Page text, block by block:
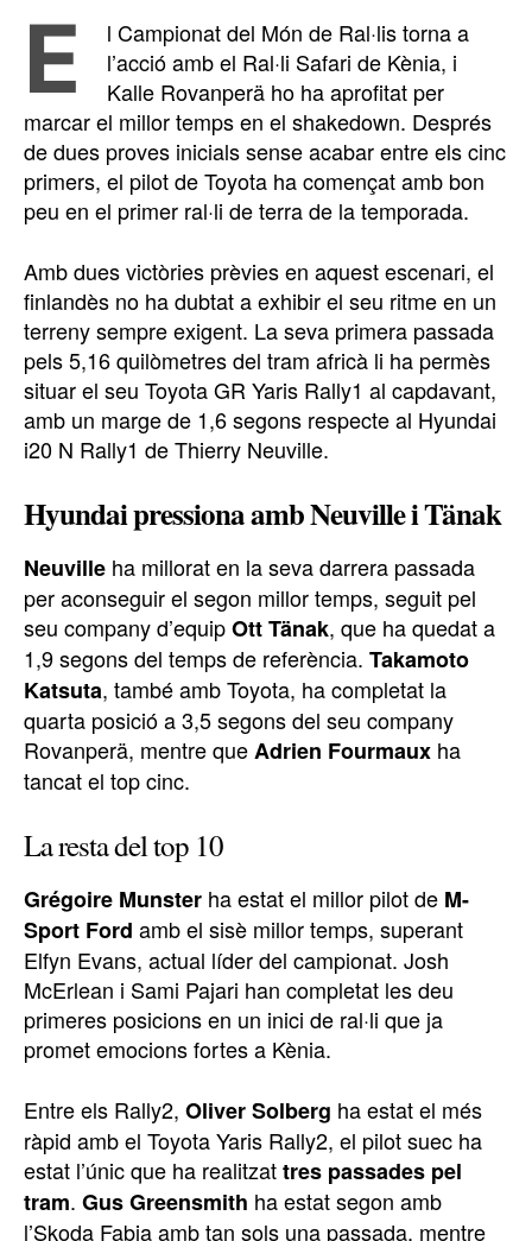
E
l Campionat del Món de Ral·lis torna a
l’acció amb el Ral·li Safari de Kènia, i
Kalle Rovanperä ho ha aprofitat per
marcar el millor temps en el shakedown. Després
de dues proves inicials sense acabar entre els cinc
primers, el pilot de Toyota ha començat amb bon
peu en el primer ral·li de terra de la temporada.
Amb dues victòries prèvies en aquest escenari, el
finlandès no ha dubtat a exhibir el seu ritme en un
terreny sempre exigent. La seva primera passada
pels 5,16 quilòmetres del tram africà li ha permès
situar el seu Toyota GR Yaris Rally1 al capdavant,
amb un marge de 1,6 segons respecte al Hyundai
i20 N Rally1 de Thierry Neuville.
Hyundai pressiona amb Neuville i Tänak
Neuville ha millorat en la seva darrera passada
per aconseguir el segon millor temps, seguit pel
seu company d’equipOtt Tänak, que ha quedat a
1,9 segons del temps de referència. Takamoto
Katsuta, també amb Toyota, ha completat la
quarta posició a 3,5 segons del seu company
Rovanperä, mentre queAdrien Fourmaux ha
tancat el top cinc.
La resta del top 10
Grégoire Munster ha estat el millor pilot de M-
Sport Ford amb el sisè millor temps, superant
Elfyn Evans, actual líder del campionat. Josh
McErlean i Sami Pajari han completat les deu
primeres posicions en un inici de ral·li que ja
promet emocions fortes a Kènia.
Entre els Rally2, Oliver Solberg ha estat el més
ràpid amb el Toyota Yaris Rally2, el pilot suec ha
estat l’únic que ha realitzattres passades pel
tram. Gus Greensmith ha estat segon amb
l’Skoda Fabia amb tan sols una passada, mentre